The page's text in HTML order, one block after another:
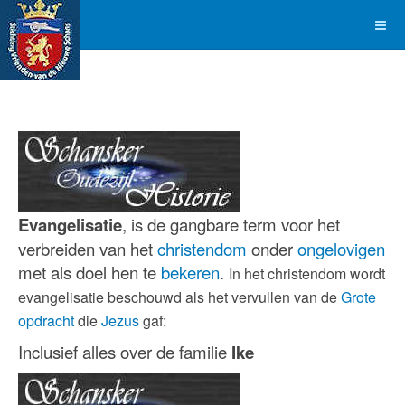
Evangelisatie, is de gangbare term voor het
verbreiden van hetchristendom onderongelovigen
met als doel hen te bekeren. In het christendom wordt
evangelisatie beschouwd als het vervullen van deGrote
opdrachtdieJezusgaf:
Inclusief alles over de familie Ike